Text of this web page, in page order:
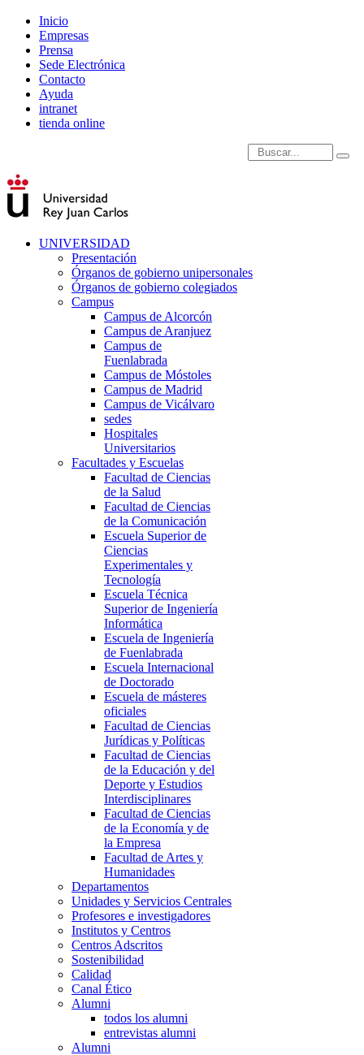
Inicio
Empresas
Prensa
Sede Electrónica
Contacto
Ayuda
intranet
tienda online
Introduce términos de
UNIVERSIDAD
Presentación
Órganos de gobierno unipersonales
Órganos de gobierno colegiados
Campus
Campus de Alcorcón
Campus de Aranjuez
Campus de
Fuenlabrada
Campus de Móstoles
Campus de Madrid
Campus de Vicálvaro
sedes
Hospitales
Universitarios
Facultades y Escuelas
Facultad de Ciencias
de la Salud
Facultad de Ciencias
de la Comunicación
Escuela Superior de
Ciencias
Experimentales y
Tecnología
Escuela Técnica
Superior de Ingeniería
Informática
Escuela de Ingeniería
de Fuenlabrada
Escuela Internacional
de Doctorado
Escuela de másteres
oficiales
Facultad de Ciencias
Jurídicas y Políticas
Facultad de Ciencias
de la Educación y del
Deporte y Estudios
Interdisciplinares
Facultad de Ciencias
de la Economía y de
la Empresa
Facultad de Artes y
Humanidades
Departamentos
Unidades y Servicios Centrales
Profesores e investigadores
Institutos y Centros
Centros Adscritos
Sostenibilidad
Calidad
Canal Ético
Alumni
todos los alumni
entrevistas alumni
Alumni